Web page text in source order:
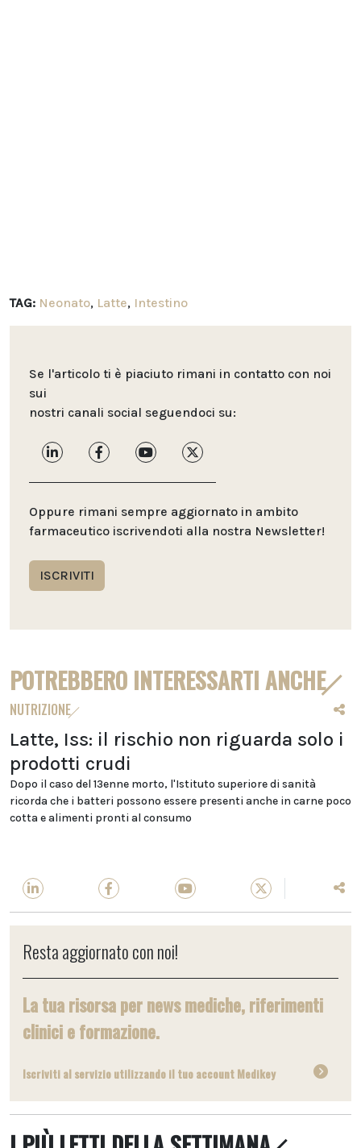
TAG: Neonato, Latte, Intestino
Se l'articolo ti è piaciuto rimani in contatto con noi
sui
nostri canali social seguendoci su:
Oppure rimani sempre aggiornato in ambito
farmaceutico iscrivendoti alla nostra Newsletter!
ISCRIVITI
POTREBBERO INTERESSARTI ANCHE
NUTRIZIONE
Latte, Iss: il rischio non riguarda solo i
prodotti crudi
Dopo il caso del 13enne morto, l'Istituto superiore di sanità
ricorda che i batteri possono essere presenti anche in carne poco
cotta e alimenti pronti al consumo
Resta aggiornato con noi!
La tua risorsa per news mediche, riferimenti
clinici e formazione.
Iscriviti al servizio utilizzando il tuo account Medikey